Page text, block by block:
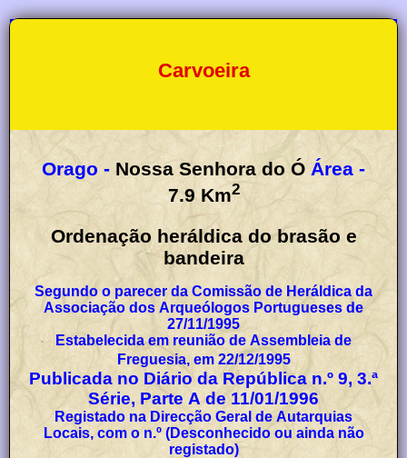
Carvoeira
Orago - Nossa Senhora do Ó Área -
7.9 Km2
Ordenação heráldica do brasão e
bandeira
Segundo o parecer da Comissão de Heráldica da
Associação dos Arqueólogos Portugueses de
27/11/1995
Estabelecida em reunião de Assembleia de
Freguesia, em 22/12/1995
Publicada no Diário da República n.º 9, 3.ª
Série, Parte A de 11/01/1996
Registado na Direcção Geral de Autarquias
Locais, com o n.º (Desconhecido ou ainda não
registado)